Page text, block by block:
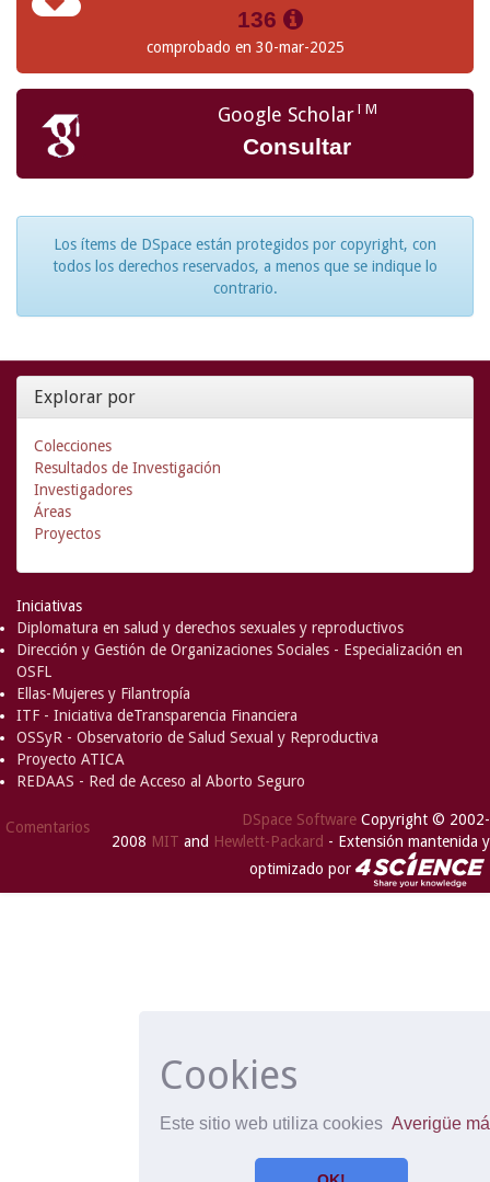
Cookies
Este sitio web utiliza cookies Averigüe
136
comprobado en 30-mar-2025
Google ScholarTM
Consultar
Los ítems de DSpace están protegidos por copyright, con
todos los derechos reservados, a menos que se indique lo
contrario.
Explorar por
Colecciones
Resultados de Investigación
Investigadores
Áreas
Proyectos
Iniciativas
Diplomatura en salud y derechos sexuales y reproductivos
Dirección y Gestión de Organizaciones Sociales - Especialización en
OSFL
Ellas-Mujeres y Filantropía
ITF - Iniciativa deTransparencia Financiera
OSSyR - Observatorio de Salud Sexual y Reproductiva
Proyecto ATICA
REDAAS - Red de Acceso al Aborto Seguro
Comentarios DSpace Software Copyright © 2002-
2008 MIT and Hewlett-Packard - Extensión mantenida y
optimizado por